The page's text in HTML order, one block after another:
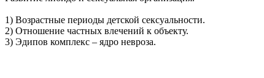
1) Возрастные периоды детской сексуальности.
2) Отношение частных влечений к объекту.
3) Эдипов комплекс – ядро невроза.